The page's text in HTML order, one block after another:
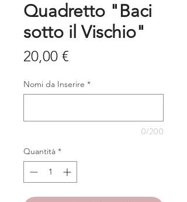
Quadretto "Baci
sotto il Vischio"
20,00 €
Nomi da Inserire *
0/200
Quantità *